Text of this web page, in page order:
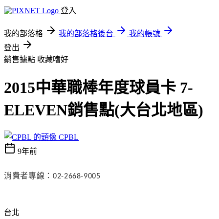
登入
我的部落格 我的部落格後台
我的帳號
登出
銷售據點 收藏嗜好
2015中華職棒年度球員卡 7-
ELEVEN銷售點(大台北地區)
CPBL
9年前
消費者專線： 02-2668-9005
台北